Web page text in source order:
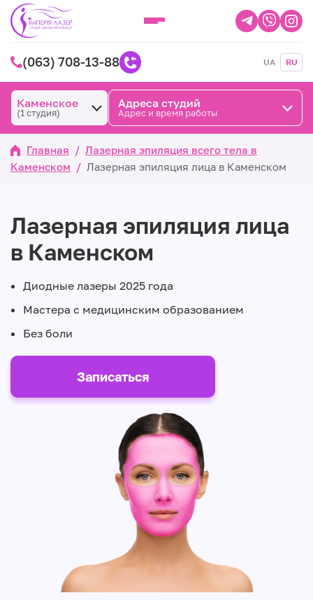
(063) 708-13-88 UA RU
Каменское
(1 студия)
Адреса студий
Адрес и время работы
Главная / Лазерная эпиляция всего тела в
Каменском
/ Лазерная эпиляция лица в Каменском
Лазерная эпиляция лица
в Каменском
Диодные лазеры 2025 года
Мастера с медицинским образованием
Без боли
Записаться